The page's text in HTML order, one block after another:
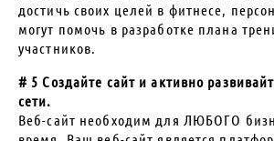
достичь своих целей в фитнесе,
могут помочь в разработке плана
участников.
# 5 Создайте сайт и активно
сети.
Веб-сайт необходим для ЛЮБОГО